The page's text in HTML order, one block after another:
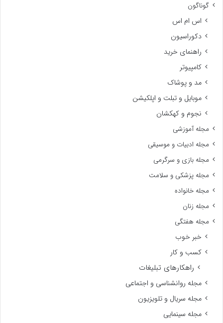
گوناگون
اس ام اس
دکوراسیون
راهنمای خرید
کامپیوتر
مد و پوشاک
موبایل و تبلت و اپلکیشن
نجوم و کهکشان
مجله آموزشی
مجله ادبیات و موسیقی
مجله بازی و سرگرمی
مجله پزشکی و سلامت
مجله خانواده
مجله زنان
مجله هفتگی
خبر خوب
کسب و کار
راهکارهای تبلیغات
مجله روانشناسی و اجتماعی
مجله سریال و تلویزیون
مجله سینمایی